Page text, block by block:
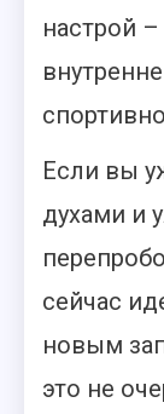
настрой
Если вы
духами и
сейчас
новым
это не